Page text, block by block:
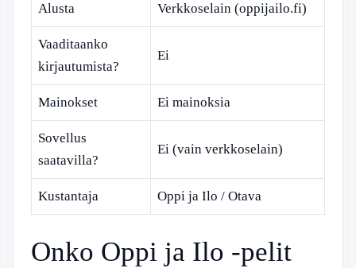
Alusta Verkkoselain (oppijailo.fi)
Vaaditaanko
kirjautumista?
Ei
Mainokset Ei mainoksia
Sovellus
saatavilla?
Ei (vain verkkoselain)
Kustantaja Oppi ja Ilo / Otava
Onko Oppi ja Ilo -pelit